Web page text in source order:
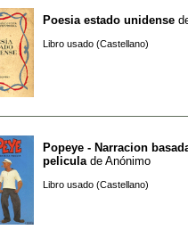
Poesia estado unidense
Libro usado (Castellano)
Popeye - Narracion
pelicula de Anónimo
Libro usado (Castellano)